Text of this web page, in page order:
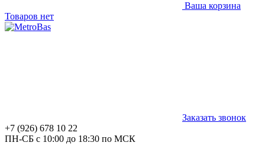
Ваша корзина
Товаров нет
Заказать звонок
+7 (926) 678 10 22
ПН-СБ с 10:00 до 18:30 по МСК